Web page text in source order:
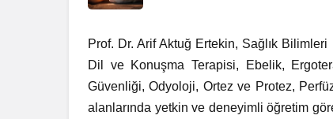
Prof. Dr. Arif Aktuğ Ertekin, Sağlık
Dil ve Konuşma Terapisi, Ebelik,
Güvenliği, Odyoloji, Ortez ve Protez,
alanlarında yetkin ve deneyimli öğretim